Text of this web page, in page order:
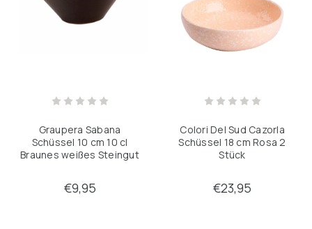
Graupera Sabana
Schüssel 10 cm 10 cl
Braunes weißes Steingut
€9,95
Colori Del Sud Cazorla
Schüssel 18 cm Rosa 2
Stück
€23,95